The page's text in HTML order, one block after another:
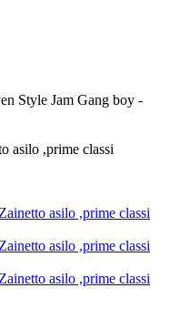
Style Jam Gang boy -